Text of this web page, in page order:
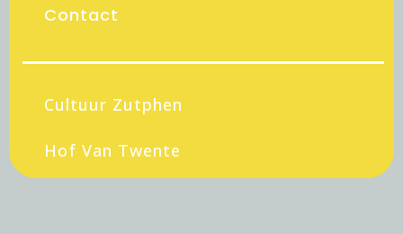
Contact
Cultuur Zutphen
Hof Van Twente